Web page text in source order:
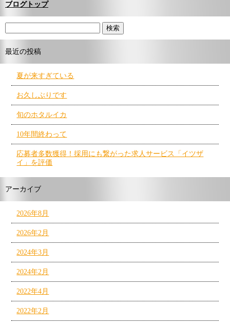
ブログトップ
最近の投稿
夏が来すぎている
お久しぶりです
旬のホタルイカ
10年間終わって
応募者多数獲得！採用にも繋がった求人サービス「イツザ
イ」を評価
アーカイブ
2026年8月
2026年2月
2024年3月
2024年2月
2022年4月
2022年2月